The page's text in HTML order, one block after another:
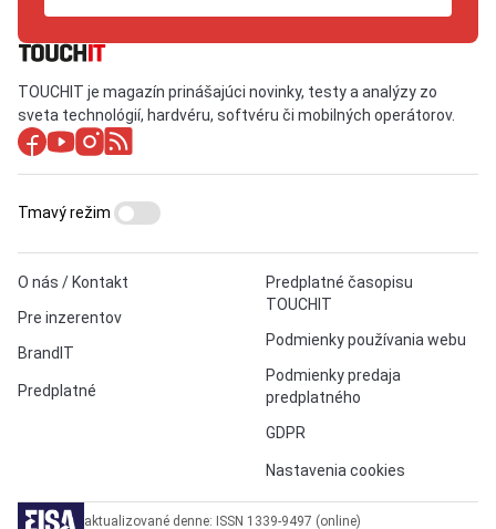
TOUCHIT je magazín prinášajúci novinky, testy a analýzy zo
sveta technológií, hardvéru, softvéru či mobilných operátorov.
O nás / Kontakt
Pre inzerentov
BrandIT
Predplatné
Predplatné časopisu
TOUCHIT
Podmienky používania webu
Podmienky predaja
predplatného
GDPR
Nastavenia cookies
Tmavý režim
aktualizované denne: ISSN 1339-9497 (online)